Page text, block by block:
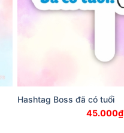
Hashtag Boss đã có tuổi
45.000₫